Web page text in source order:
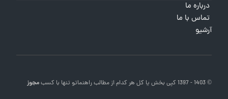
درباره ما
تماس با ما
آرشیو
© 1403 - 1397 کپی بخش یا کل هر کدام از مطالب راهنماتو تنها با کسبمجوز